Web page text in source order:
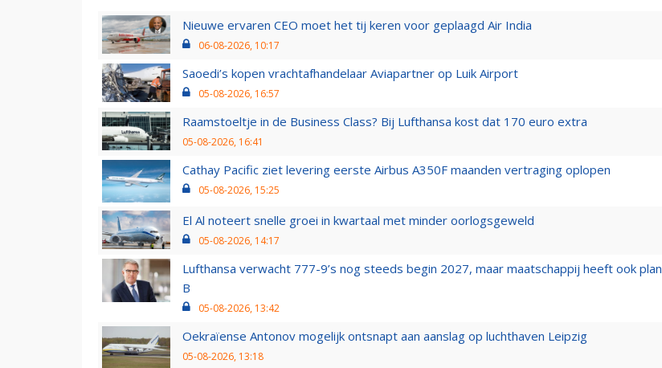
Nieuwe ervaren CEO moet het tij keren voor geplaagd Air India
06-08-2026, 10:17
Saoedi’s kopen vrachtafhandelaar Aviapartner op Luik Airport
05-08-2026, 16:57
Raamstoeltje in de Business Class? Bij Lufthansa kost dat 170 euro extra
05-08-2026, 16:41
Cathay Pacific ziet levering eerste Airbus A350F maanden vertraging oplopen
05-08-2026, 15:25
El Al noteert snelle groei in kwartaal met minder oorlogsgeweld
05-08-2026, 14:17
Lufthansa verwacht 777-9’s nog steeds begin 2027, maar maatschappij heeft ook plan
B
05-08-2026, 13:42
Oekraïense Antonov mogelijk ontsnapt aan aanslag op luchthaven Leipzig
05-08-2026, 13:18